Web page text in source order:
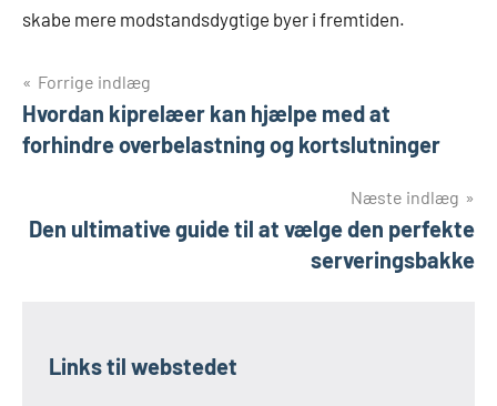
skabe mere modstandsdygtige byer i fremtiden.
Indlægsnavigation
Forrige indlæg
Hvordan kiprelæer kan hjælpe med at
forhindre overbelastning og kortslutninger
Næste indlæg
Den ultimative guide til at vælge den perfekte
serveringsbakke
Links til webstedet